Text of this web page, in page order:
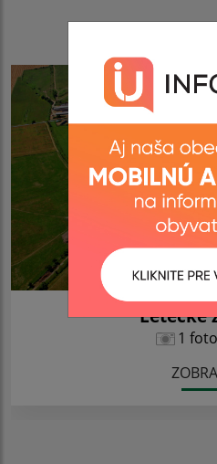
Letecké
1